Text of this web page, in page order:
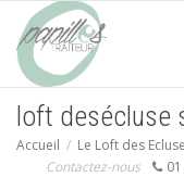
loft desécluse
Accueil Le Loft des
Contactez-nous